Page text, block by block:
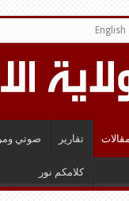
English
تقارير صوتي
كلامكم نور